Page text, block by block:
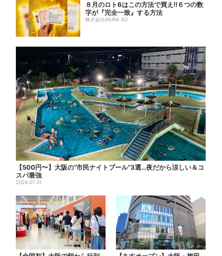
８月のロト6はこの方法で買え!!６つの数
字が『完全一致』する方法
株式会社MURA AD
【500円〜】大阪の“市民ナイトプール”3選…夜だから涼しい＆コ
スパ最強
2026.07.31